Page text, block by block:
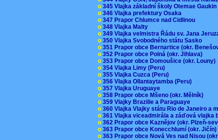
o 345 Vlajka základní školy Otemae
o 346 Vlajka prefektury Osaka
o 347 Prapor Chlumce nad Cidlinou
o 348 Vlajka Malty
o 349 Vlajka velmistra Řádu sv. Jana
o 350 Vlajka Svobodného státu Sasko
o 351 Prapor obce Bernartice (okr.
o 352 Prapor obce Polná (okr. Jihlava)
o 353 Prapor obce Domoušice (okr. Louny)
o 354 Vlajka Limy (Peru)
o 355 Vlajka Cuzca (Peru)
o 356 Vlajka Ollantaytamba (Peru)
o 357 Vlajka Uruguaye
o 358 Prapor obce Mšeno (okr. Mělník)
o 359 Vlajky Brazilie a Paraguaye
o 360 Vlajka Vlajky státu Rio de Janeiro a
o 361 Vlajka viceadmirála a záďová
o 362 Prapor obce Kaznějov (okr. Plzeň-
o 363 Prapor obce Konecchlumí (okr.
o 363 Prapor obce Nová Ves nad Nisou